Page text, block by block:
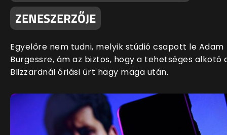
ZENESZERZŐJE
Egyelőre nem tudni, melyik stúdió csapott le Adam
Burgessre, ám az biztos, hogy a tehetséges alkotó
Blizzardnál óriási űrt hagy maga után.